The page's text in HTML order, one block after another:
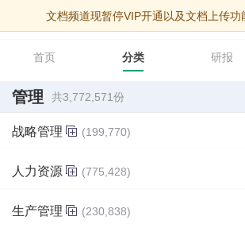
文档频道现暂停VIP开通以及文档上传功
智库文档
首页 分类 研报
管理 共3,772,571份
战略管理 (199,770)
人力资源 (775,428)
生产管理 (230,838)